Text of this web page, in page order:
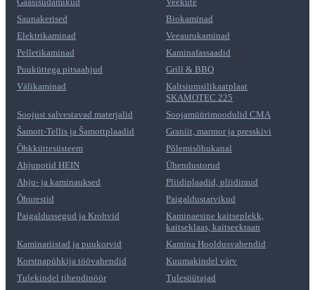
Saunakerised
Biokaminad
Elektrikaminad
Veeaurukaminad
Pelletikaminad
Kaminafassaadid
Puuküttega pitsaahjud
Grill & BBQ
Välikaminad
Kaltsiumsilikaatplaat
SKAMOTEC 225
Soojust salvestavad materjalid
Soojamüürimoodulid CMA
Šamott-Tellis ja Šamottplaadid
Graniit, marmor ja presskivi
Õhkküttesüsteem
Põlemisõhukanal
Ahjupotid HEIN
Ühendustorud
Ahju- ja kaminauksed
Pliidiplaadid, pliidiraud
Õhurestid
Paigaldustarvikud
Paigaldussegud ja Krohvid
Kaminaesine kaitseplekk,
kaitseklaas, kaitseekraan
Kaminariistad ja puukorvid
Kamina Hooldusvahendid
Korstnapühkija töövahendid
Kuumakindel värv
Tulekindel tihendinöör
Tulesüütajad